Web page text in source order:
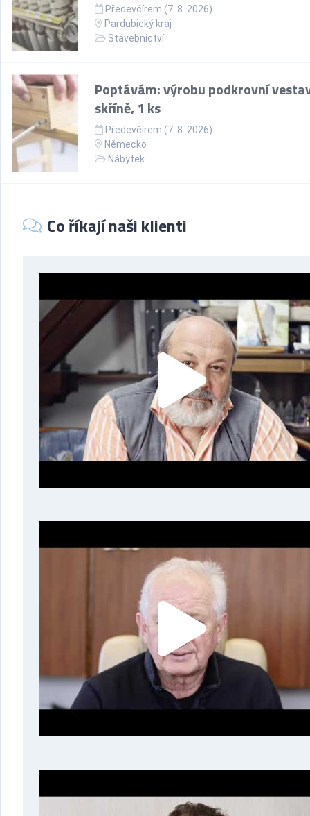
Předevčírem (7. 8. 2026)
Pardubický kraj
Stavebnictví
Poptávám: výrobu podkrovní
skříně, 1 ks
Předevčírem (7. 8. 2026)
Německo
Nábytek
Co říkají naši klienti